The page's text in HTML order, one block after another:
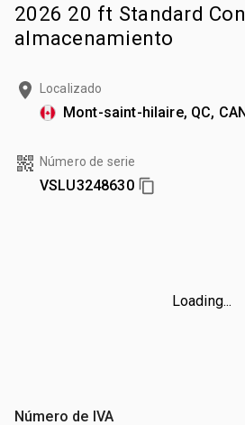
2026 20 ft Standard
almacenamiento
Localizado
Mont-saint-hilaire, QC,
Número de serie
VSLU3248630
Loading...
Número de IVA